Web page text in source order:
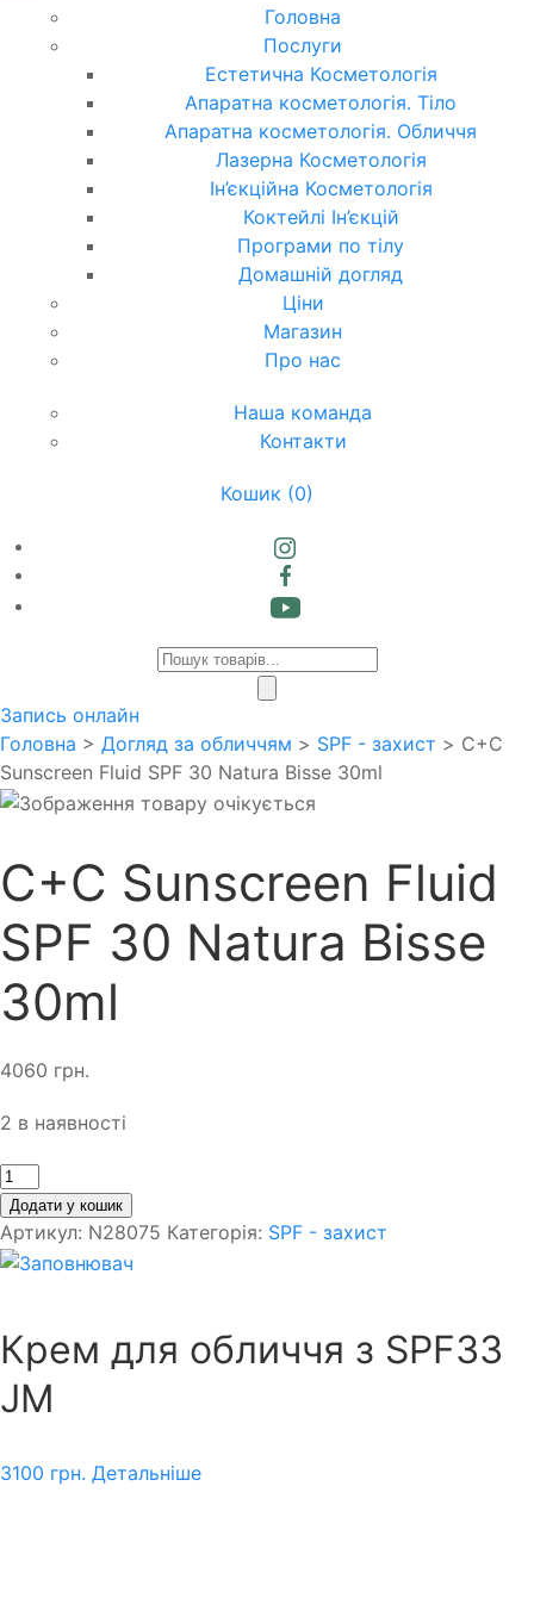
Головна
Послуги
Естетична Косметологія
Апаратна косметологія. Тіло
Апаратна косметологія. Обличчя
Лазерна Косметологія
Ін’єкційна Косметологія
Коктейлі Ін’єкцій
Програми по тілу
Домашній догляд
Ціни
Магазин
Про нас
Наша команда
Контакти
Кошик (0)
Products
Запись онлайн
Головна > Догляд за обличчям > SPF - захист > C+C
Sunscreen Fluid SPF 30 Natura Bisse 30ml
C+C Sunscreen Fluid
SPF 30 Natura Bisse
30ml
4060 грн.
2 в наявності
Кількість
Додати у кошик
Артикул: N28075 Категорія: SPF - захист
Крем для обличчя з SPF33
JM
3100 грн. Детальніше